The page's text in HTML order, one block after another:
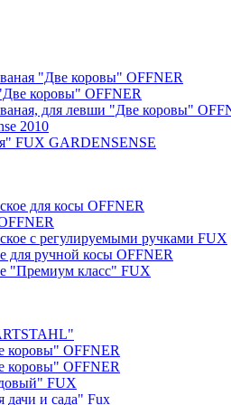
"Две коровы" OFFNER
коровы" OFFNER
для левши "Две коровы"
2010
FUX GARDENSENSE
для косы OFFNER
с регулируемыми ручками FUX
для ручной косы OFFNER
"Премиум класс" FUX
коровы" OFFNER
коровы" OFFNER
FUX
и сада" Fux